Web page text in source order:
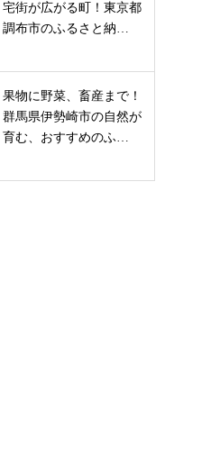
宅街が広がる町！東京都
調布市のふるさと納…
果物に野菜、畜産まで！
群馬県伊勢崎市の自然が
育む、おすすめのふ…